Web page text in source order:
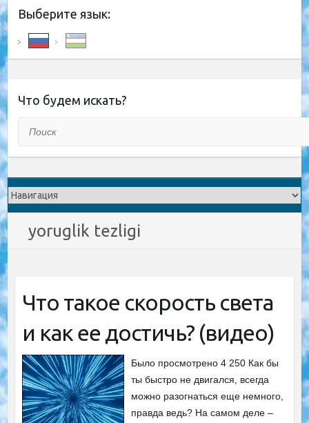
Выберите язык:
Что будем искать?
yoruglik tezligi
Что такое скорость света
и как ее достичь? (видео)
Было просмотрено 4 250 Как бы
ты быстро не двигался, всегда
можно разогнаться еще немного,
правда ведь? На самом деле –